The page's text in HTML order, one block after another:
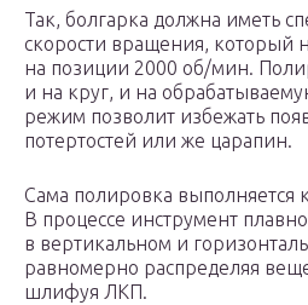
Так, болгарка должна иметь
скорости вращения, который
на позиции 2000 об/мин.
и на круг, и на
режим позволит избежать
потертостей или же царапин.
Сама полировка выполняется
В процессе инструмент
в вертикальном и
равномерно распределяя
шлифуя ЛКП.